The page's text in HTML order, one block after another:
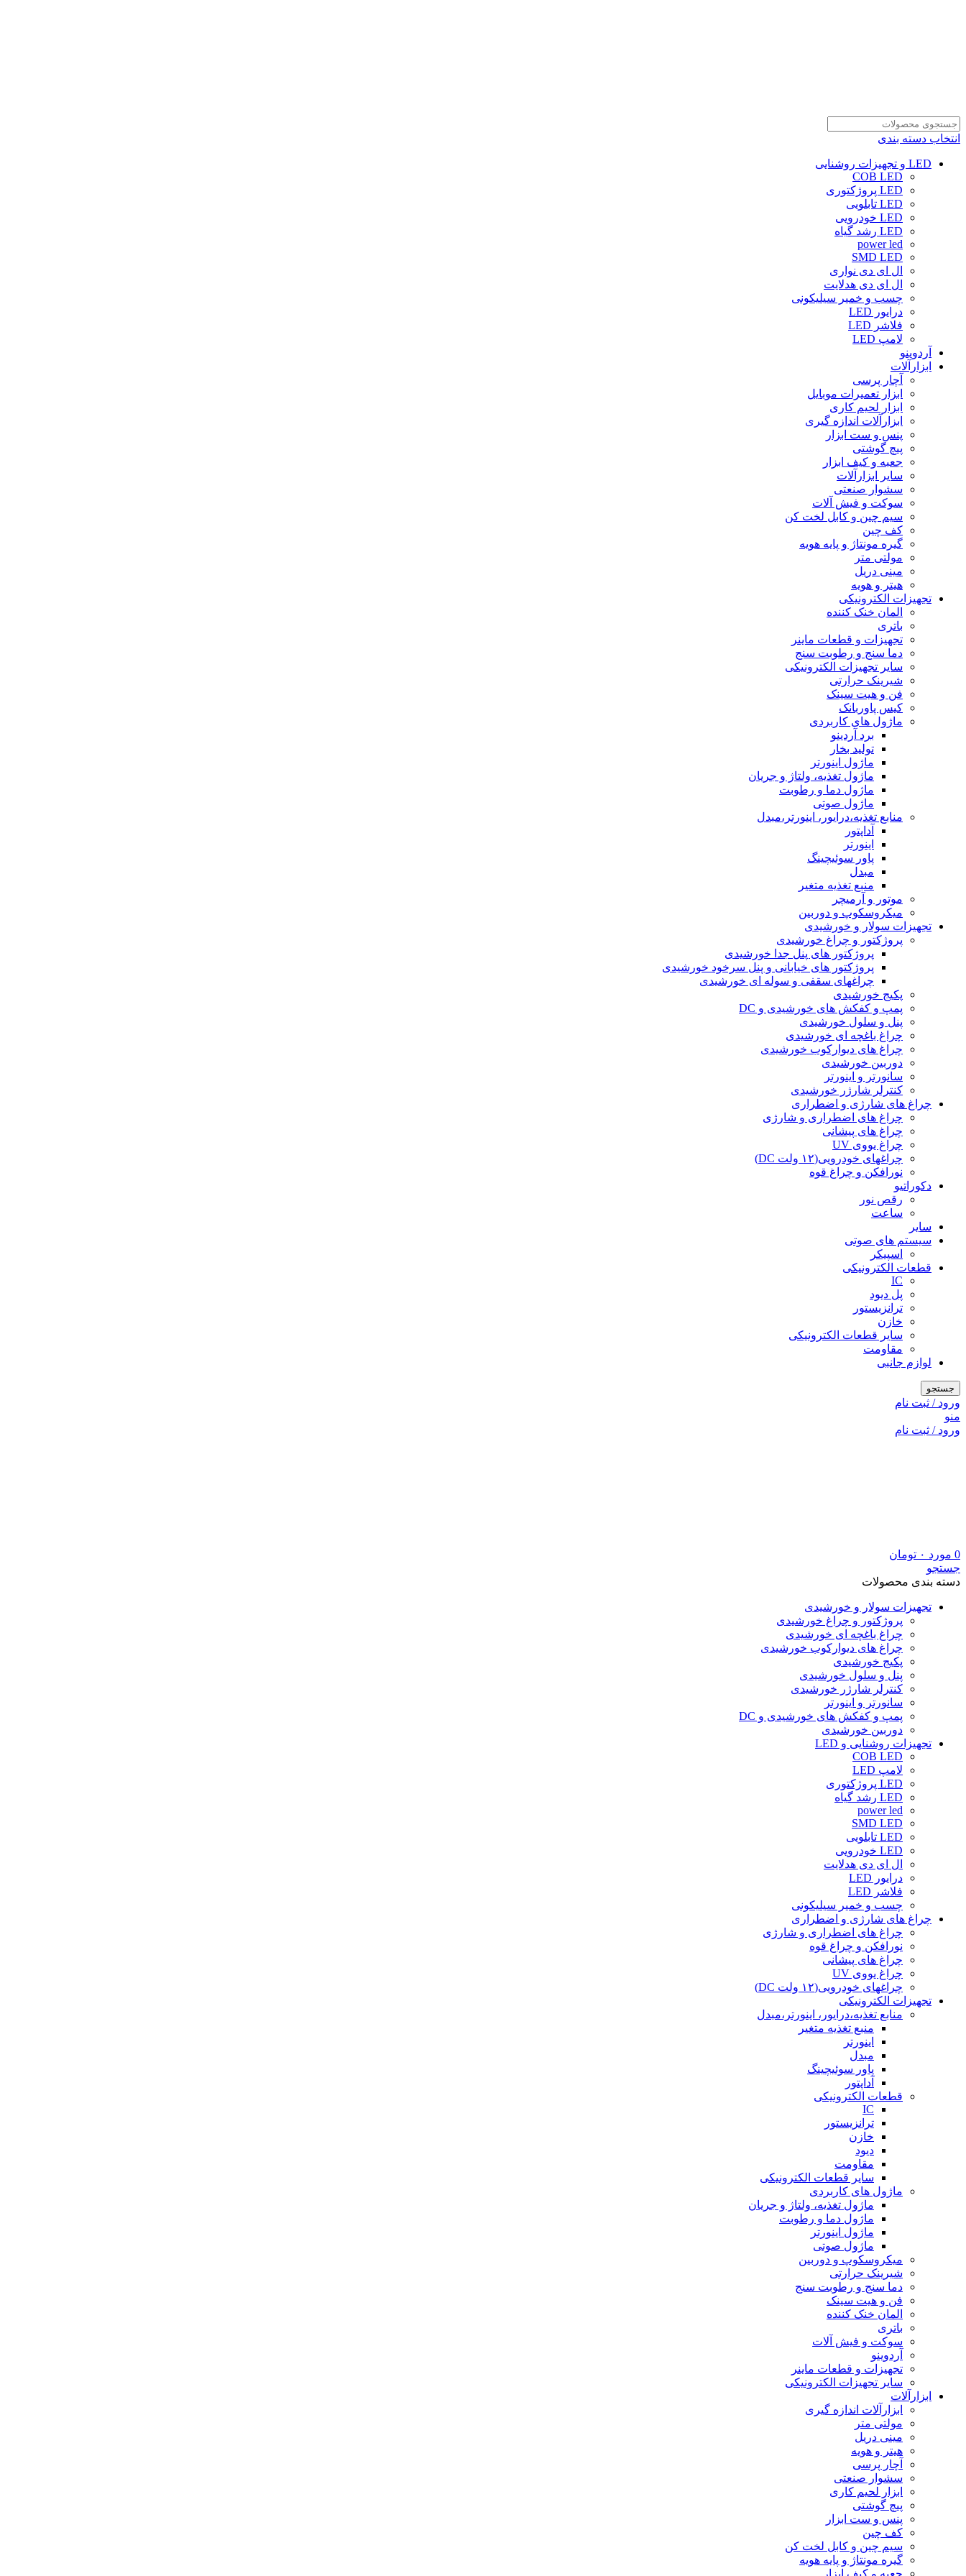
انتخاب دسته بندی
LED و تجهیزات روشنایی
COB LED
LED پروژکتوری
LED تابلویی
LED خودرویی
LED رشد گیاه
power led
SMD LED
ال ای دی نواری
ال ای دی هدلایت
چسب و خمیر سیلیکونی
درایور LED
فلاشر LED
لامپ LED
آردوینو
ابزارآلات
آچار پرسی
ابزار تعمیرات موبایل
ابزار لحیم کاری
ابزارآلات اندازه گیری
پنس و ست ابزار
پیچ گوشتی
جعبه و کیف ابزار
سایر ابزارآلات
سشوار صنعتی
سوکت و فیش آلات
سیم چین و کابل لخت کن
کف چین
گیره مونتاژ و پایه هویه
مولتی متر
مینی دریل
هیتر و هویه
تجهیزات الکترونیکی
المان خنک کننده
باتری
تجهیزات و قطعات ماینر
دما سنج و رطوبت سنج
سایر تجهیزات الکترونیکی
شیرینک حرارتی
فن و هیت سینک
کیس پاوربانک
ماژول های کاربردی
برد آردینو
تولید بخار
ماژول اینورتر
ماژول تغذیه، ولتاژ و جریان
ماژول دما و رطوبت
ماژول صوتی
منابع تغذیه،درایور، اینورتر،مبدل
آداپتور
اینورتر
پاور سوئیچینگ
مبدل
منبع تغذیه متغیر
موتور و آرمیچر
میکروسکوپ و دوربین
تجهیزات سولار و خورشیدی
پروژکتور و چراغ خورشیدی
پروژکتور های پنل جدا خورشیدی
پروژکتور های خیابانی و پنل سرخود خورشیدی
چراغهای سقفی و سوله ای خورشیدی
پکیج خورشیدی
پمپ و کفکش های خورشیدی و DC
پنل و سلول خورشیدی
چراغ باغچه ای خورشیدی
چراغ های دیوارکوب خورشیدی
دوربین خورشیدی
سانورتر و اینورتر
کنترلر شارژر خورشیدی
چراغ های شارژی و اضطراری
چراغ های اضطراری و شارژی
چراغ های پیشانی
چراغ یووی UV
چراغهای خودرویی(۱۲ ولت DC)
نورافکن و چراغ قوه
دکوراتیو
رقص نور
ساعت
سایر
سیستم های صوتی
اسپیکر
قطعات الکترونیکی
IC
پل دیود
ترانزیستور
خازن
سایر قطعات الکترونیکی
مقاومت
لوازم جانبی
جستجو
ورود / ثبت نام
منو
ورود / ثبت نام
0 مورد ۰ تومان
جستجو
دسته بندی محصولات
تجهیزات سولار و خورشیدی
پروژکتور و چراغ خورشیدی
چراغ باغچه ای خورشیدی
چراغ های دیوارکوب خورشیدی
پکیج خورشیدی
پنل و سلول خورشیدی
کنترلر شارژر خورشیدی
سانورتر و اینورتر
پمپ و کفکش های خورشیدی و DC
دوربین خورشیدی
تجهیزات روشنایی و LED
COB LED
لامپ LED
LED پروژکتوری
LED رشد گیاه
power led
SMD LED
LED تابلویی
LED خودرویی
ال ای دی هدلایت
درایور LED
فلاشر LED
چسب و خمیر سیلیکونی
چراغ های شارژی و اضطراری
چراغ های اضطراری و شارژی
نورافکن و چراغ قوه
چراغ های پیشانی
چراغ یووی UV
چراغهای خودرویی(۱۲ ولت DC)
تجهیزات الکترونیکی
منابع تغذیه،درایور، اینورتر،مبدل
منبع تغذیه متغیر
اینورتر
مبدل
پاور سوئیچینگ
آداپتور
قطعات الکترونیکی
IC
ترانزیستور
خازن
دیود
مقاومت
سایر قطعات الکترونیکی
ماژول های کاربردی
ماژول تغذیه، ولتاژ و جریان
ماژول دما و رطوبت
ماژول اینورتر
ماژول صوتی
میکروسکوپ و دوربین
شیرینک حرارتی
دما سنج و رطوبت سنج
فن و هیت سینک
المان خنک کننده
باتری
سوکت و فیش آلات
آردوینو
تجهیزات و قطعات ماینر
سایر تجهیزات الکترونیکی
ابزارآلات
ابزارآلات اندازه گیری
مولتی متر
مینی دریل
هیتر و هویه
آچار پرسی
سشوار صنعتی
ابزار لحیم کاری
پیچ گوشتی
پنس و ست ابزار
کف چین
سیم چین و کابل لخت کن
گیره مونتاژ و پایه هویه
جعبه و کیف ابزار